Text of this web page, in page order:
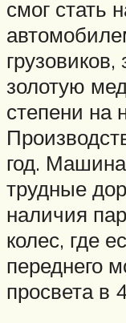
смог стать
золотую
степени на
год.
трудные
наличия
колес, где
переднего
просвета в